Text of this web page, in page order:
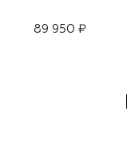
89 950 ₽